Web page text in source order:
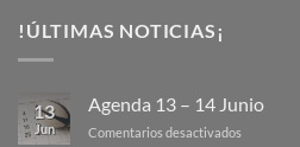
!ÚLTIMAS NOTICIAS¡
13
Jun
Agenda 13 – 14 Junio
Comentarios desactivados